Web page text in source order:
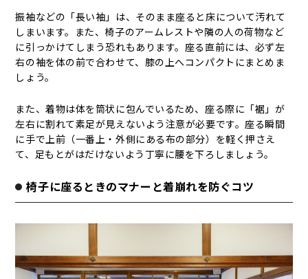
振袖などの「長い袖」は、そのまま座ると床について汚れて
しまいます。また、椅子のアームレストや隣の人の荷物など
に引っかけてしまう恐れもあります。座る直前には、必ず左
右の袖を体の前で合わせて、膝の上へコンパクトにまとめま
しょう。
また、着物は体を筒状に包んでいるため、座る際に「裾」が
左右に割れて素足が見えないよう注意が必要です。座る瞬間
に手で上前（一番上・外側にある布の部分）を軽く押さえ
て、足もとがはだけないよう丁寧に腰を下ろしましょう。
椅子に座るときのマナーと着崩れを防ぐコツ